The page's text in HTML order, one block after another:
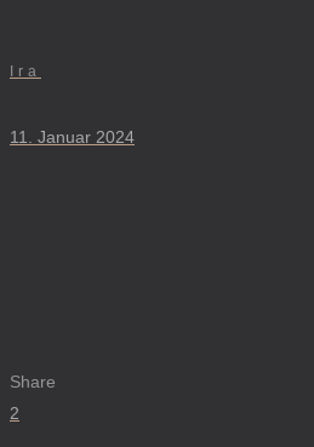
Ira
11. Januar 2024
Share
2